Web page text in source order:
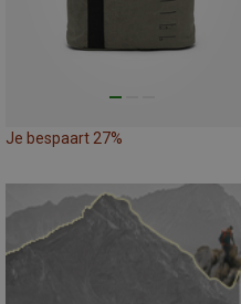
Je bespaart 27%